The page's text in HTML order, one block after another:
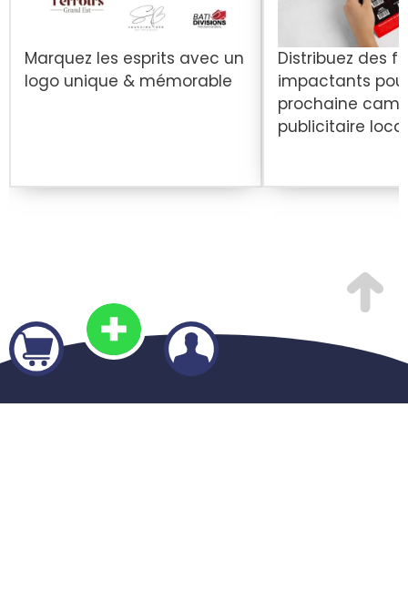
Marquez les esprits avec un
logo unique & mémorable
Distribuez des
impactants
prochaine
publicitaire